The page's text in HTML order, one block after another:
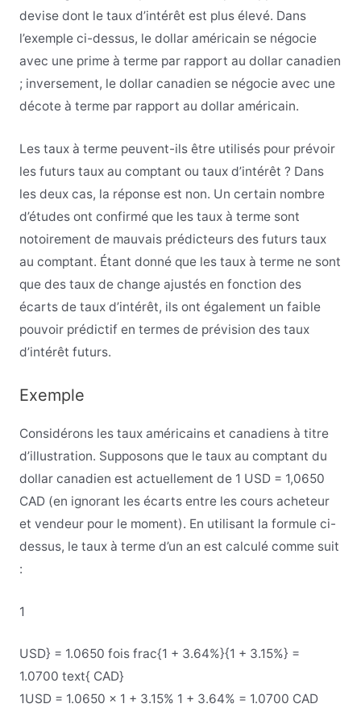
devise dont le taux d’intérêt est plus élevé. Dans
l’exemple ci-dessus, le dollar américain se négocie
avec une prime à terme par rapport au dollar canadien
; inversement, le dollar canadien se négocie avec une
décote à terme par rapport au dollar américain.
Les taux à terme peuvent-ils être utilisés pour prévoir
les futurs taux au comptant ou taux d’intérêt ? Dans
les deux cas, la réponse est non. Un certain nombre
d’études ont confirmé que les taux à terme sont
notoirement de mauvais prédicteurs des futurs taux
au comptant. Étant donné que les taux à terme ne sont
que des taux de change ajustés en fonction des
écarts de taux d’intérêt, ils ont également un faible
pouvoir prédictif en termes de prévision des taux
d’intérêt futurs.
Exemple
Considérons les taux américains et canadiens à titre
d’illustration. Supposons que le taux au comptant du
dollar canadien est actuellement de 1 USD = 1,0650
CAD (en ignorant les écarts entre les cours acheteur
et vendeur pour le moment). En utilisant la formule ci-
dessus, le taux à terme d’un an est calculé comme suit
:
1
USD} = 1.0650 fois frac{1 + 3.64%}{1 + 3.15%} =
1.0700 text{ CAD}
1USD = 1.0650 × 1 + 3.15% 1 + 3.64% = 1.0700 CAD